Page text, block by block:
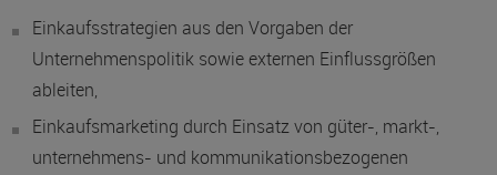
Einkaufsstrategien aus den Vorgaben der
Unternehmenspolitik sowie externen Einflussgrößen
ableiten,
Einkaufsmarketing durch Einsatz von güter-, markt-,
unternehmens- und kommunikationsbezogenen